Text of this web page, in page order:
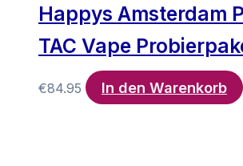
Happys Amsterdam
TAC Vape
€84.95 In den Warenkorb